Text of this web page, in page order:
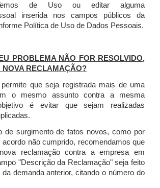
de Uso ou editar alguma
inserida nos campos públicos da
Política de Uso de Dados Pessoais.
PROBLEMA NÃO FOR RESOLVIDO,
NOVA RECLAMAÇÃO?
que seja registrada mais de uma
o mesmo assunto contra a mesma
é evitar que sejam realizadas
de surgimento de fatos novos, como por
acordo não cumprido, recomendamos que
reclamação contra a empresa em
"Descrição da Reclamação" seja feito
demanda anterior, citando o número do